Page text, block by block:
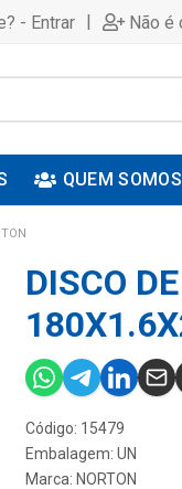
- Entrar | Não é
QUEM SOMOS
DISCO
Código: 15479
Embalagem: UN
Marca: NORTON